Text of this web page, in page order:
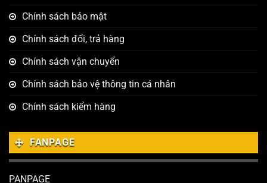
Chính sách bảo mật
Chính sách đổi, trả hàng
Chính sách vận chuyển
Chính sách bảo vệ thông tin cá nhân
Chính sách kiểm hàng
FANPAGE
PANPAGE